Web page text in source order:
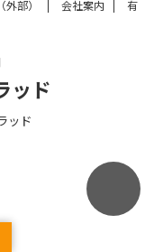
部） 会社案内
有
ッド
ッド